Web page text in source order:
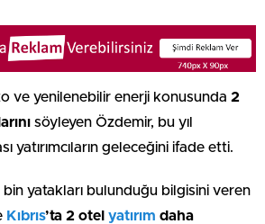
ve yenilenebilir enerji konusunda 2
söyleyen Özdemir, bu yıl
yatırımcıların geleceğini ifade etti.
yatakları bulunduğu bilgisini veren
Kıbrıs’ta 2 otel yatırım daha